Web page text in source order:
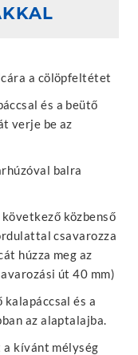
a cölöpfeltétet
és a beütő
verje be az
balra
közbenső
csavarozza
húzza meg az
út 40 mm)
és a
az alaptalajba.
a kívánt mélység